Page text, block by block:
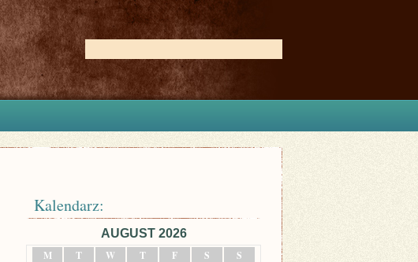
Kalendarz:
AUGUST 2026
M
T W T F S S